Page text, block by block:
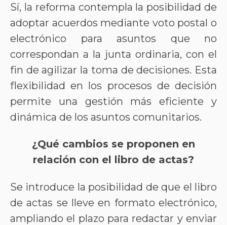
Sí, la reforma contempla la posibilidad de
adoptar acuerdos mediante voto postal o
electrónico para asuntos que no
correspondan a la junta ordinaria, con el
fin de agilizar la toma de decisiones. Esta
flexibilidad en los procesos de decisión
permite una gestión más eficiente y
dinámica de los asuntos comunitarios.
¿Qué cambios se proponen en
relación con el libro de actas?
Se introduce la posibilidad de que el libro
de actas se lleve en formato electrónico,
ampliando el plazo para redactar y enviar